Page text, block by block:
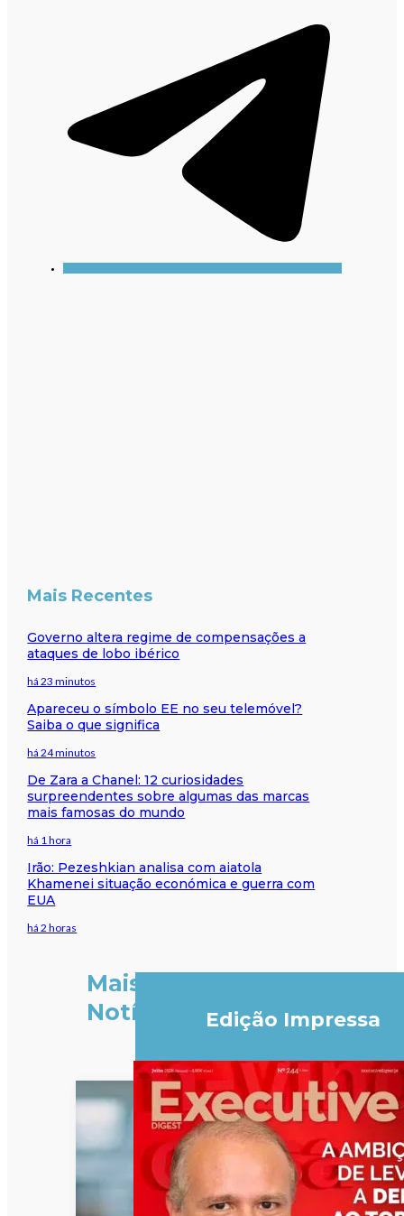
Mais Recentes
Governo altera regime de compensações a
ataques de lobo ibérico
há 23 minutos
Apareceu o símbolo EE no seu telemóvel?
Saiba o que significa
há 24 minutos
De Zara a Chanel: 12 curiosidades
surpreendentes sobre algumas das marcas
mais famosas do mundo
há 1 hora
Irão: Pezeshkian analisa com aiatola
Khamenei situação económica e guerra com
EUA
há 2 horas
Mais
Notícias
Edição Impressa